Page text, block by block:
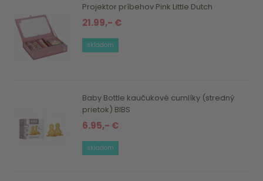
Projektor príbehov Pink Little Dutch
21.99,- €
skladom
Baby Bottle kaučukové cumlíky (stredný
prietok) BIBS
6.95,- €
skladom